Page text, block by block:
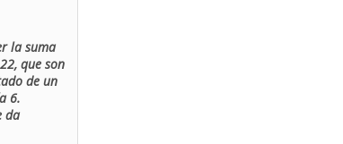
la suma
que son
de un
6.
da